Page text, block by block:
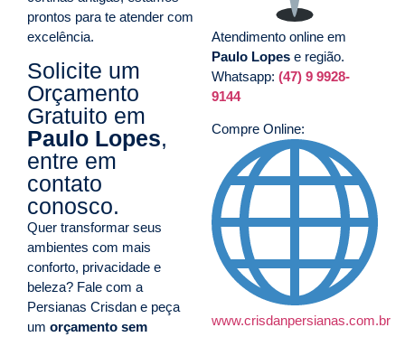
prontos para te atender com
excelência.
Solicite um
Orçamento
Gratuito em
Paulo Lopes,
entre em
contato
conosco.
Quer transformar seus
ambientes com mais
conforto, privacidade e
beleza? Fale com a
Persianas Crisdan e peça
um orçamento sem
Atendimento online em
Paulo Lopes e região.
Whatsapp: (47) 9 9928-
9144
Compre Online:
www.crisdanpersianas.com.br